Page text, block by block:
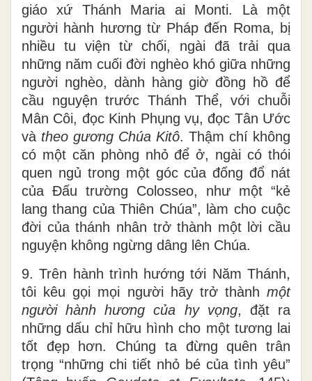
giáo xứ Thánh Maria ai Monti. Là một
người hành hương từ Pháp đến Roma, bị
nhiều tu viện từ chối, ngài đã trải qua
những năm cuối đời nghèo khó giữa những
người nghèo, dành hàng giờ đồng hồ để
cầu nguyện trước Thánh Thể, với chuỗi
Mân Côi, đọc Kinh Phụng vụ, đọc Tân Ước
và theo gương Chúa Kitô. Thậm chí không
có một căn phòng nhỏ để ở, ngài có thói
quen ngủ trong một góc của đống đổ nát
của Đấu trường Colosseo, như một “kẻ
lang thang của Thiên Chúa”, làm cho cuộc
đời của thánh nhân trở thành một lời cầu
nguyện không ngừng dâng lên Chúa.
9. Trên hành trình hướng tới Năm Thánh,
tôi kêu gọi mọi người hãy trở thành một
người hành hương của hy vọng, đặt ra
những dấu chỉ hữu hình cho một tương lai
tốt đẹp hơn. Chúng ta đừng quên trân
trọng “những chi tiết nhỏ bé của tình yêu”